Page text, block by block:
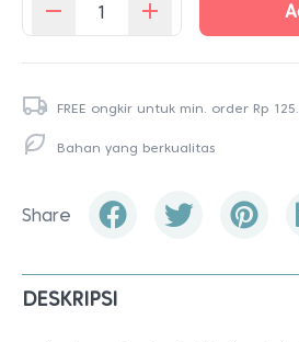
Kuantitas
FREE ongkir untuk min. order Rp
Bahan yang berkualitas
Share
DESKRIPSI